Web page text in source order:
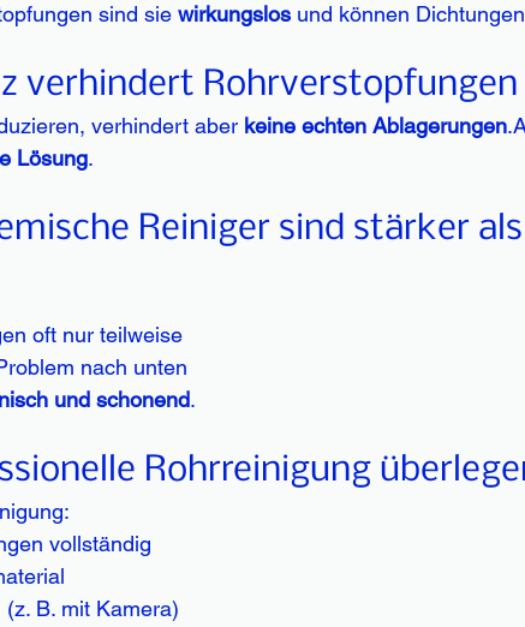
sind sie wirkungslos und können
verhindert Rohrverstopfungen
verhindert aber keine echten Ablagerungen
Lösung.
Reiniger sind stärker
oft nur teilweise
nach unten
und schonend.
Rohrreinigung
vollständig
B. mit Kamera)